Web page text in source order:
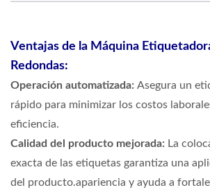
Ventajas de la Máquina
Redondas:
Operación automatizada: Asegura un
rápido para minimizar los costos
eficiencia.
Calidad del producto mejorada: La
exacta de las etiquetas garantiza una
del producto.apariencia y ayuda a